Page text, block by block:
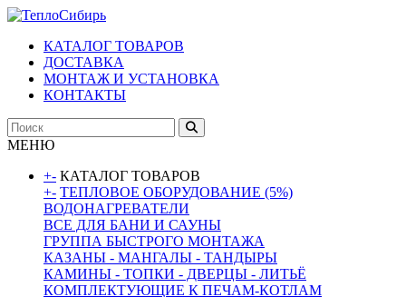
КАТАЛОГ ТОВАРОВ
ДОСТАВКА
МОНТАЖ И УСТАНОВКА
КОНТАКТЫ
МЕНЮ
+- КАТАЛОГ ТОВАРОВ
+- ТЕПЛОВОЕ ОБОРУДОВАНИЕ (5%)
ВОДОНАГРЕВАТЕЛИ
ВСЕ ДЛЯ БАНИ И САУНЫ
ГРУППА БЫСТРОГО МОНТАЖА
КАЗАНЫ - МАНГАЛЫ - ТАНДЫРЫ
КАМИНЫ - ТОПКИ - ДВЕРЦЫ - ЛИТЬЁ
КОМПЛЕКТУЮЩИЕ К ПЕЧАМ-КОТЛАМ